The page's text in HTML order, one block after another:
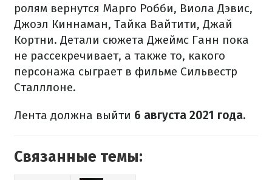
ролям вернутся Марго Робби, Виола Дэвис,
Джоэл Киннаман, Тайка Вайтити, Джай
Кортни. Детали сюжета Джеймс Ганн пока
не рассекречивает, а также то, какого
персонажа сыграет в фильме Сильвестр
Сталллоне.
Лента должна выйти 6 августа 2021 года.
Связанные темы: